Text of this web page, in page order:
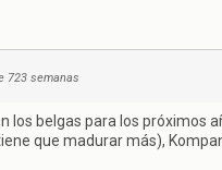
723 semanas
los belgas para los próximos
que madurar más),